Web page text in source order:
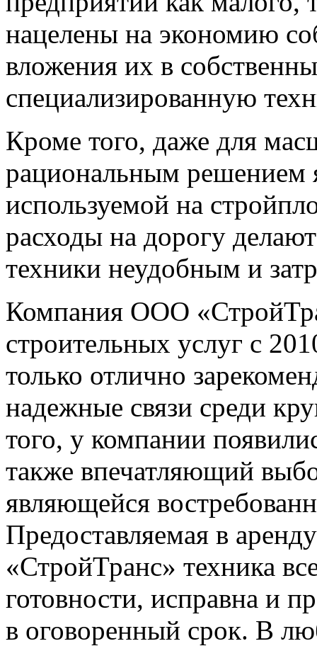
нацелены на экономию
вложения их в
специализированную
Кроме того, даже для
рациональным решением
используемой на
расходы на дорогу
техники неудобным и
Компания ООО
строительных услуг с
только отлично
надежные связи среди
того, у компании
также впечатляющий
являющейся
Предоставляемая в
«СтройТранс» техника
готовности, исправна и
в оговоренный срок. В